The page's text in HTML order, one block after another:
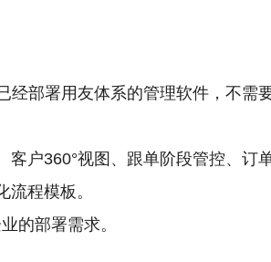
经部署用友体系的管理软件，不需
户360°视图、跟单阶段管控、订单
程模板。
的部署需求。